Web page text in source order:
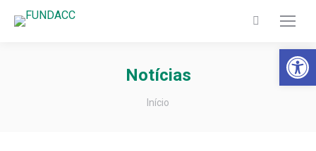
Barra de
Search:
Notícias
Você está aqui:
Início